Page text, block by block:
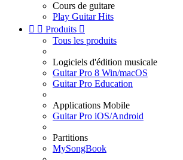
Cours de guitare
Play Guitar Hits
  Produits 
Tous les produits
Logiciels d'édition musicale
Guitar Pro 8 Win/macOS
Guitar Pro Education
Applications Mobile
Guitar Pro iOS/Android
Partitions
MySongBook